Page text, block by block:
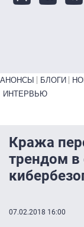
Primary links bottom
АНОНСЫ БЛОГИ
ИНТЕРВЬЮ
Кража
трендом в
07.02.2018 16:00